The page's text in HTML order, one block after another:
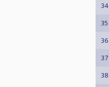
34
35
36
37
38